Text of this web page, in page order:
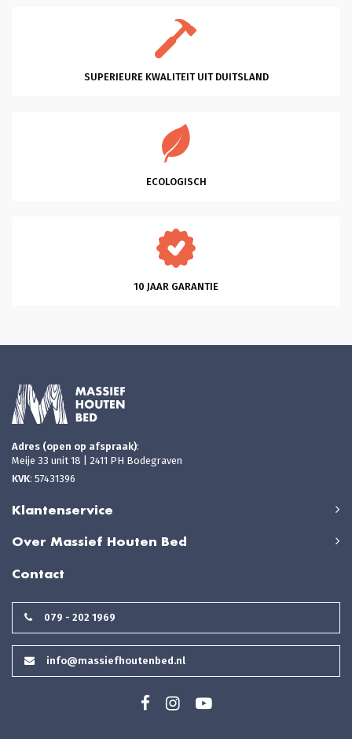
SUPERIEURE KWALITEIT UIT DUITSLAND
ECOLOGISCH
10 JAAR GARANTIE
Adres (open op afspraak):
Meije 33 unit 18 | 2411 PH Bodegraven
KVK: 57431396
Klantenservice
Over Massief Houten Bed
Contact
079 - 202 1969
info@massiefhoutenbed.nl